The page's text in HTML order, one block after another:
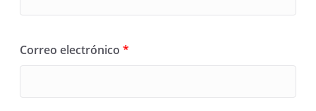
Correo electrónico*